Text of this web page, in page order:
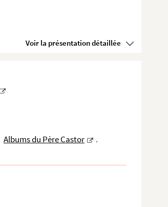
Voir la présentation détaillée
Albums du Père Castor .